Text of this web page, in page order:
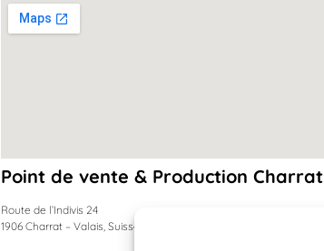
Point de vente & Production Charrat
Route de l’Indivis 24
1906 Charrat – Valais, Suisse